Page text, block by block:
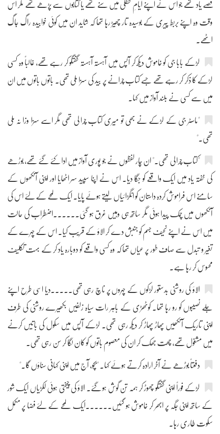
قصے یاد تھے جو اس نے اپنے ایامِ طفلی میں سنے تھے یا کتابوں سے پڑھے تھے مگر اس
وقت وہ اپنے بربطِ پیری کے بوسیدہ تار چھیڑ رہا تھا کہ شاید ان میں کوئی خوابیدہ راگ جاگ
اٹھے۔
لڑکے بابا جی کو خاموش دیکھ کر آپس میں آہستہ آہستہ گفتگو کر رہے تھے، غالباً وہ کسی
لڑکے کا ذکر کر رہے تھے جسے کتاب چرانے پر بید کی سزا ملی تھی۔ باتوں باتوں میں ان
میں سے کسی نے بلند آواز میں کہا۔
"ماسٹر جی کے لڑکے نے بھی تو میری کتاب چرا لی تھی مگر اسے سزا وزا نہ ملی
تھی۔"
"کتاب چرا لی تھی۔" ان چار لفظوں نے جو پوری آواز میں ادا کئے گئے تھے، بوڑھے
کی خفتہ یاد میں ایک واقعے کو جگا دیا۔ اس نے اپنا سپید سر اٹھایا اور اپنی آنکھوں کے
سامنے اس فراموش کردہ داستان کو انگڑائیاں لیتے ہوئے پایا۔ ایک لمحے کے لئے اس کی
آنکھوں میں چمک پیدا ہوئی مگر ساتھ ہی وہیں غرق ہو گئی۔۔۔۔۔۔اضطراب کی حالت
میں اس نے اپنے نحیف جسم کو جنبش دے کر الاؤ کے قریب کیا۔ اس کے چہرے کے
تغیر و تبدل سے صاف طور پر عیاں تھا کہ وہ کسی واقعے کو دوبارہ یاد کر کے بہت تکلیف
محسوس کر رہا ہے۔
الاؤ کی روشنی بدستور لڑکوں کے چہروں پر ناچ رہی تھی۔۔۔۔۔دیا اسی طرح اپنے
جلے نصیبوں کو رو رہا تھا۔ کوٹھڑی کے باہر رات سیاہ زلفیں بکھیرے روشنی کی طرف
اپنی تاریک آنکھیں پھاڑ پھاڑ کر دیکھ رہی تھی۔ لڑکے آپس میں سکول کی باتیں کرنے
میں مشغول تھے، چھت جھک کر ان کی معصوم باتوں کو کان لگا کر سن رہی تھی۔
دفعتاً بوڑھے نے آخر ارادہ کرتے ہوئے کہا۔ "بچو، آج میں اپنی کہانی سناؤں گا۔"
لڑکے فوراً اپنی گفتگو چھوڑ کر ہمہ تن گوش ہو گئے۔ الاؤ کی چیختی ہوئی لکڑیاں ایک شور
کے ساتھ اپنی جگہ پر ابھر کر خاموش ہو گئیں۔۔۔۔۔۔ایک لمحے کے لئے فضا پر مکمل
سکوت طاری رہا۔